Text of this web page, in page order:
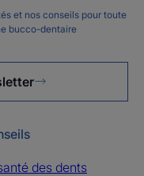
et nos conseils pour toute
bucco-dentaire
des dents